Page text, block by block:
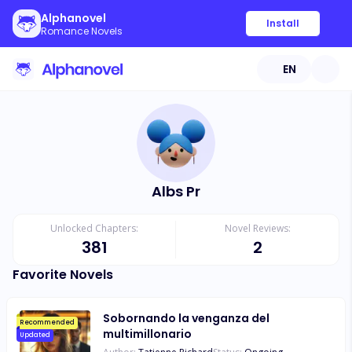
Alphanovel
Romance Novels
Install
EN
Albs Pr
Unlocked Chapters:
381
Novel Reviews:
2
Favorite Novels
Recommended
Updated
Sobornando la venganza del
multimillonario